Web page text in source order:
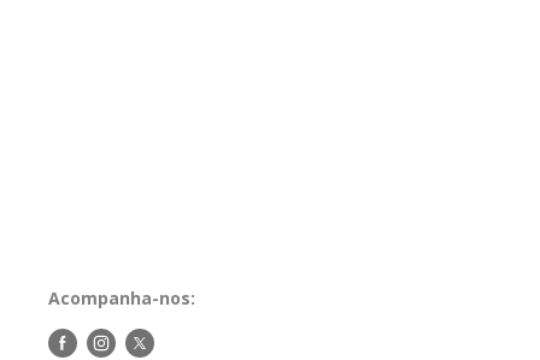
Acompanha-nos:
Siga-Siga-Siga-